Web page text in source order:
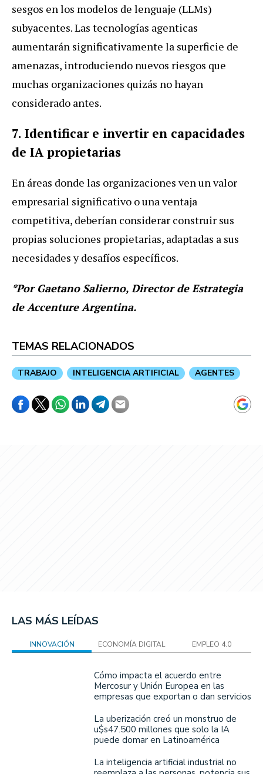
sesgos en los modelos de lenguaje (LLMs)
subyacentes. Las tecnologías agenticas
aumentarán significativamente la superficie de
amenazas, introduciendo nuevos riesgos que
muchas organizaciones quizás no hayan
considerado antes.
7. Identificar e invertir en capacidades
de IA propietarias
En áreas donde las organizaciones ven un valor
empresarial significativo o una ventaja
competitiva, deberían considerar construir sus
propias soluciones propietarias, adaptadas a sus
necesidades y desafíos específicos.
*Por Gaetano Salierno, Director de Estrategia
de Accenture Argentina.
TEMAS RELACIONADOS
TRABAJO INTELIGENCIA ARTIFICIAL AGENTES
LAS MÁS LEÍDAS
INNOVACIÓN ECONOMÍA DIGITAL EMPLEO 4.0
Cómo impacta el acuerdo entre
Mercosur y Unión Europea en las
empresas que exportan o dan servicios
La uberización creó un monstruo de
u$s47.500 millones que solo la IA
puede domar en Latinoamérica
La inteligencia artificial industrial no